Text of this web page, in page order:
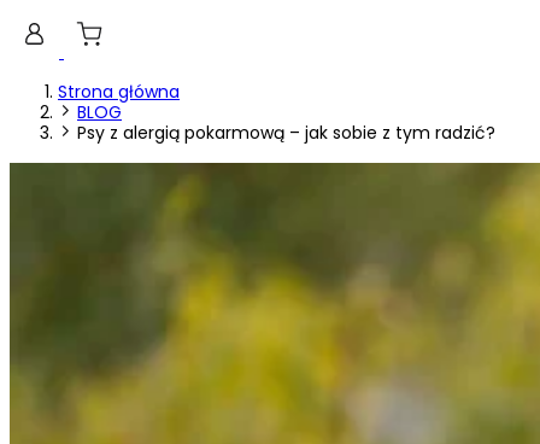
Strona główna
BLOG
Psy z alergią pokarmową – jak sobie z tym radzić?
Statystyczne pliki cookie
gromadząc i zgłaszając
Nieklasyfikowane pliki cookie, to